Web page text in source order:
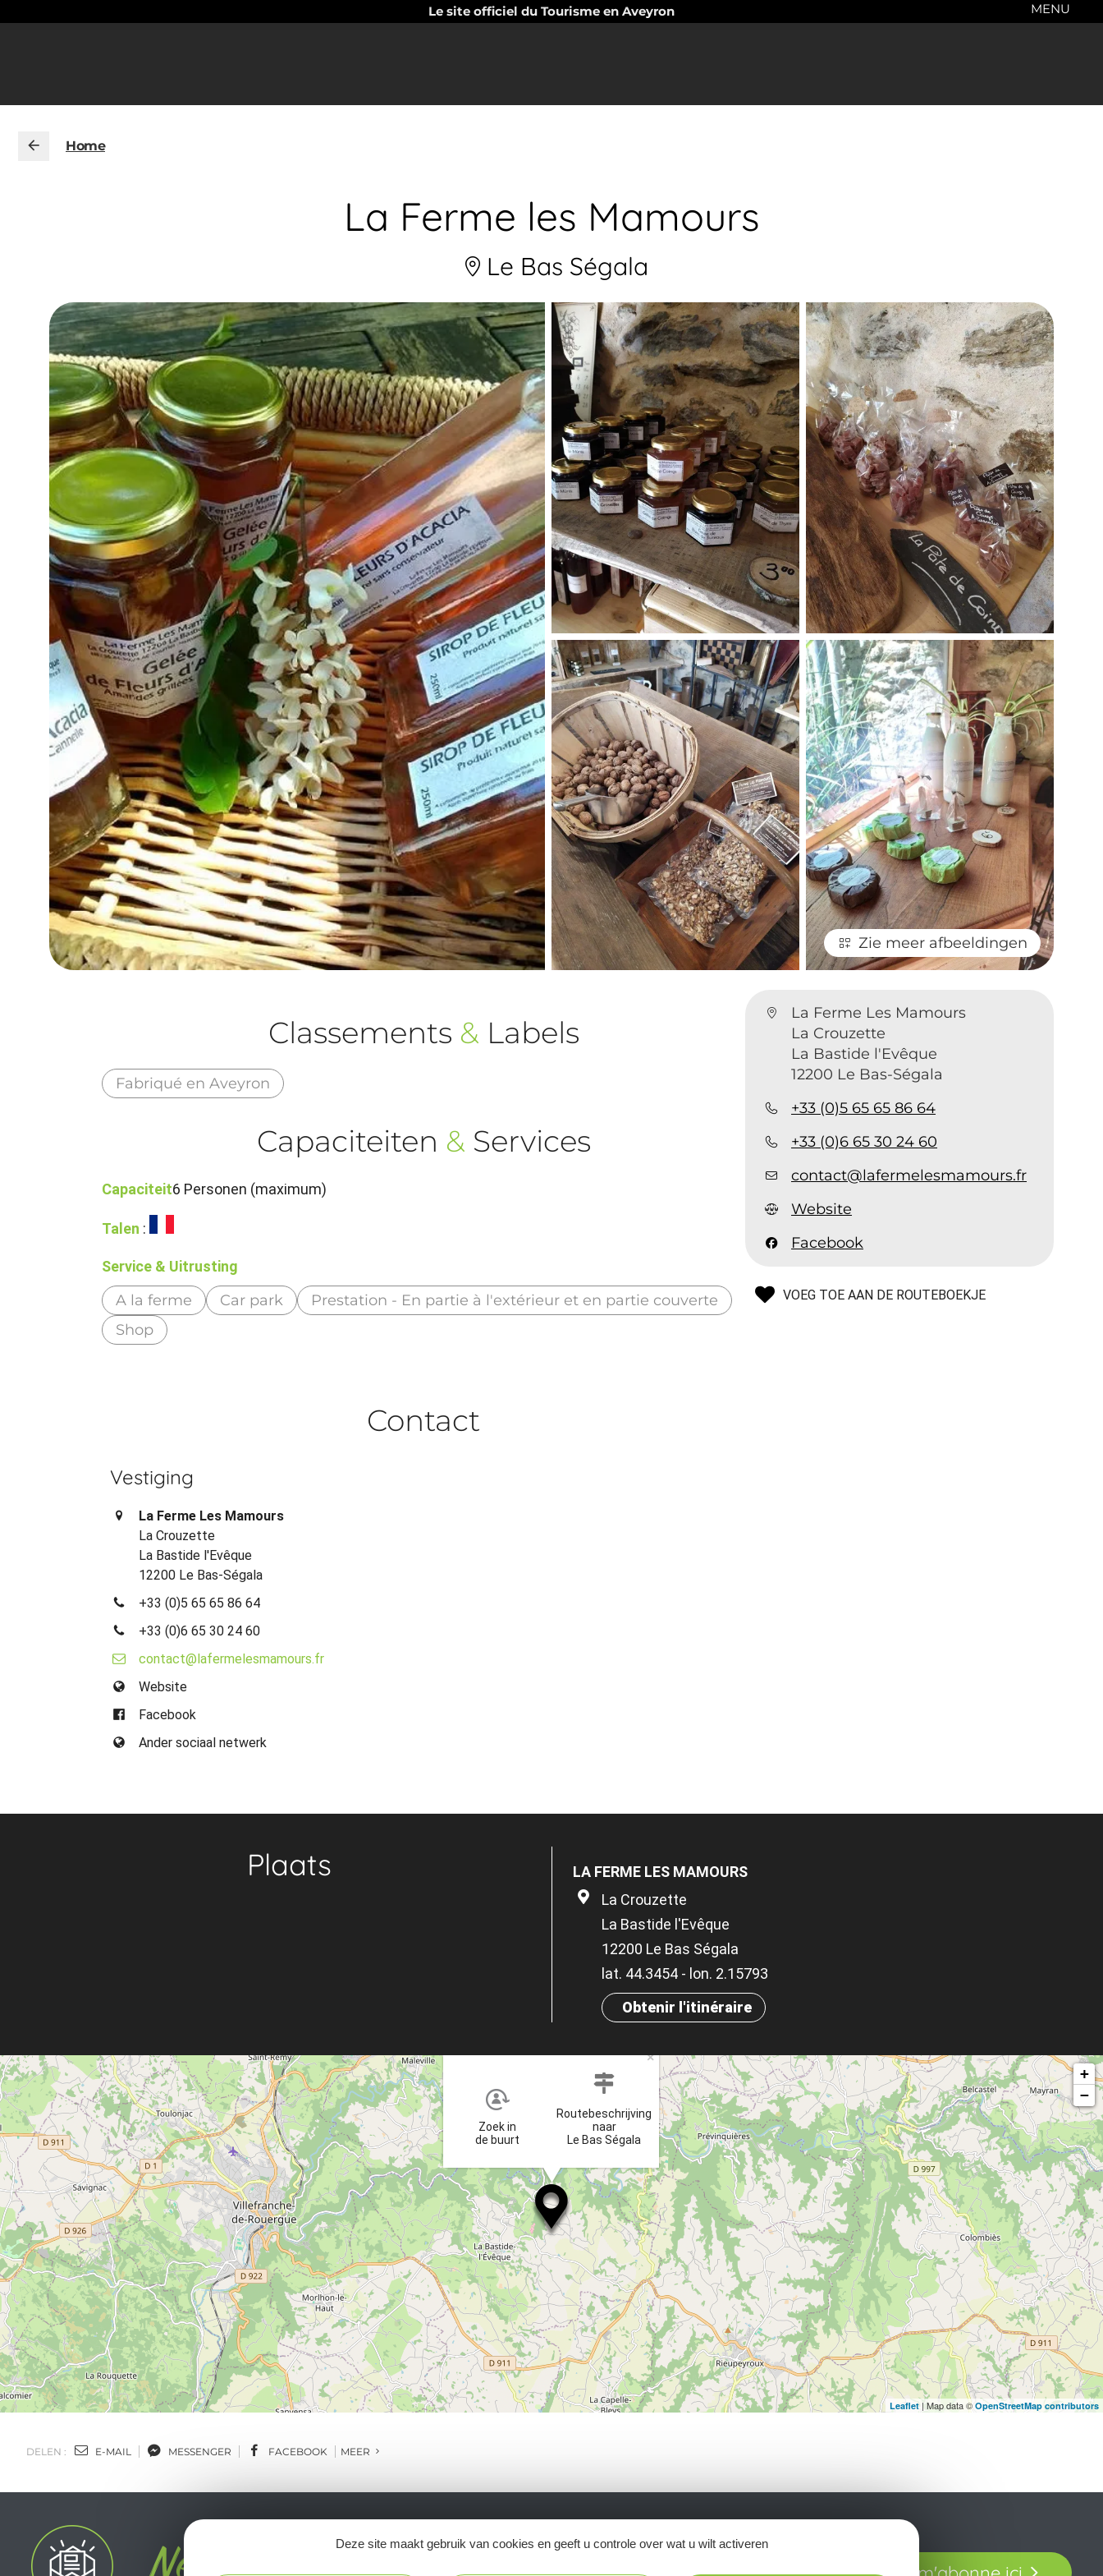
Le site officiel du Tourisme en Aveyron MENU
Home
La Ferme les Mamours
Le Bas Ségala
Zie meer afbeeldingen
La Ferme Les Mamours
La Crouzette
La Bastide l'Evêque
12200 Le Bas-Ségala
+33 (0)5 65 65 86 64
+33 (0)6 65 30 24 60
contact@lafermelesmamours.fr
Website
Facebook
VOEG TOE AAN DE ROUTEBOEKJE
Classements & Labels
Fabriqué en Aveyron
Capaciteiten & Services
Capaciteit6 Personen (maximum)
Talen :
Service & Uitrusting
A la ferme Car park
Prestation - En partie à l'extérieur et en partie couverte
Shop
Contact
Vestiging
La Ferme Les Mamours
La Crouzette
La Bastide l'Evêque
12200 Le Bas-Ségala
+33 (0)5 65 65 86 64
+33 (0)6 65 30 24 60
contact@lafermelesmamours.fr
Website
Facebook
Ander sociaal netwerk
Plaats
LA FERME LES MAMOURS
La Crouzette
La Bastide l'Evêque
12200 Le Bas Ségala
lat. 44.3454 - lon. 2.15793
Obtenir l'itinéraire
Zoek in
de buurt
Routebeschrijving
naar
Le Bas Ségala
×
+
−
Leaflet | Map data © OpenStreetMap contributors
DELEN : E-MAIL MESSENGER FACEBOOK MEER
Ne manquez pas notre newsletter mensuelle et laissez-vous
Deze site maakt gebruik van cookies en geeft u controle over wat u wilt activeren